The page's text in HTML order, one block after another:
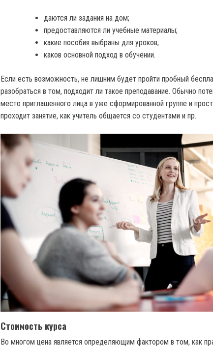
даются ли задания на дом;
предоставляются ли учебные материалы;
какие пособия выбраны для уроков;
каков основной подход в обучении.
Если есть возможность, не лишним будет пройти пробный
разобраться в том, подходит ли такое преподавание. Обычно
место приглашенного лица в уже сформированной группе и
проходит занятие, как учитель общается со студентами и пр.
Стоимость курса
Во многом цена является определяющим фактором в том, как